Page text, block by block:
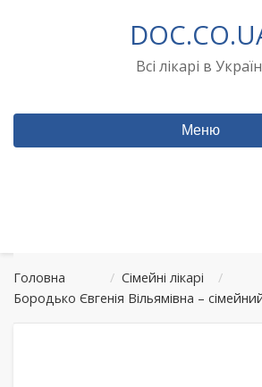
Всі лікарі в
Меню
Головна / Сімейні лікарі
/
Бородько Євгенія Вільямівна –